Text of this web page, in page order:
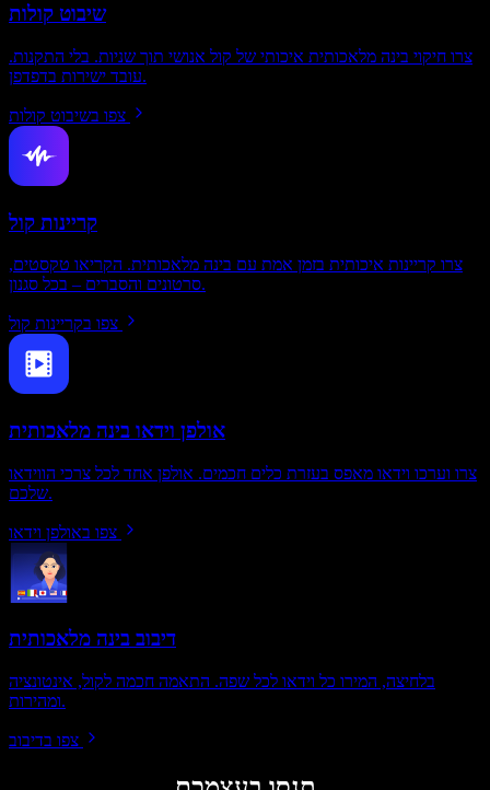
שיבוט קולות
צרו חיקוי בינה מלאכותית איכותי של קול אנושי תוך שניות. בלי התקנות.
עובד ישירות בדפדפן.
צפו בשיבוט קולות
קריינות קול
צרו קריינות איכותית בזמן אמת עם בינה מלאכותית. הקריאו טקסטים,
סרטונים והסברים – בכל סגנון.
צפו בקריינות קול
אולפן וידאו בינה מלאכותית
צרו וערכו וידאו מאפס בעזרת כלים חכמים. אולפן אחד לכל צרכי הווידאו
שלכם.
צפו באולפן וידאו
דיבוב בינה מלאכותית
בלחיצה, המירו כל וידאו לכל שפה. התאמה חכמה לקול, אינטונציה
ומהירות.
צפו בדיבוב